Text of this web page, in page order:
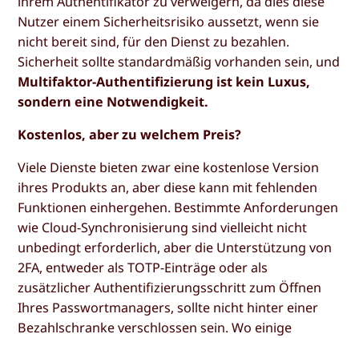
Nutzer einem Sicherheitsrisiko aussetzt, wenn sie
nicht bereit sind, für den Dienst zu bezahlen.
Sicherheit sollte standardmäßig vorhanden sein, und
Multifaktor-Authentifizierung ist kein Luxus,
sondern eine Notwendigkeit.
Kostenlos, aber zu welchem Preis?
Viele Dienste bieten zwar eine kostenlose Version
ihres Produkts an, aber diese kann mit fehlenden
Funktionen einhergehen. Bestimmte Anforderungen
wie Cloud-Synchronisierung sind vielleicht nicht
unbedingt erforderlich, aber die Unterstützung von
2FA, entweder als TOTP-Einträge oder als
zusätzlicher Authentifizierungsschritt zum Öffnen
Ihres Passwortmanagers, sollte nicht hinter einer
Bezahlschranke verschlossen sein. Wo einige